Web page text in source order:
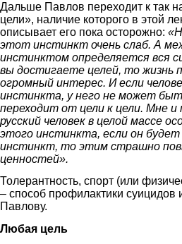
Дальше Павлов переходит к так
цели», наличие которого в этой
описывает его пока осторожно:
этот инстинкт очень слаб. А
инстинктом определяется вся
вы достигаете целей, то жизнь
огромный интерес. И если
инстинкта, у него не может
переходит от цели к цели. Мне
русский человек в целой массе
этого инстинкта, если он
инстинкт, то этим страшно
ценностей».
Толерантность, спорт (или
– способ профилактики суицидов
Павлову.
Любая цель